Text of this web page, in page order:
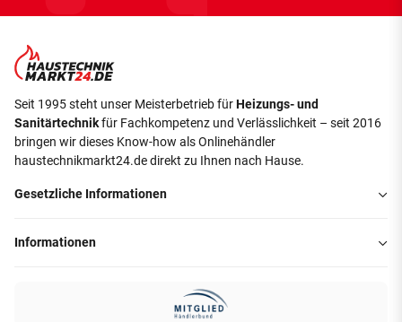
Seit 1995 steht unser Meisterbetrieb fürHeizungs- und
Sanitärtechnikfür Fachkompetenz und Verlässlichkeit – seit 2016
bringen wir dieses Know-how als Onlinehändler
haustechnikmarkt24.de direkt zu Ihnen nach Hause.
Gesetzliche Informationen
Informationen